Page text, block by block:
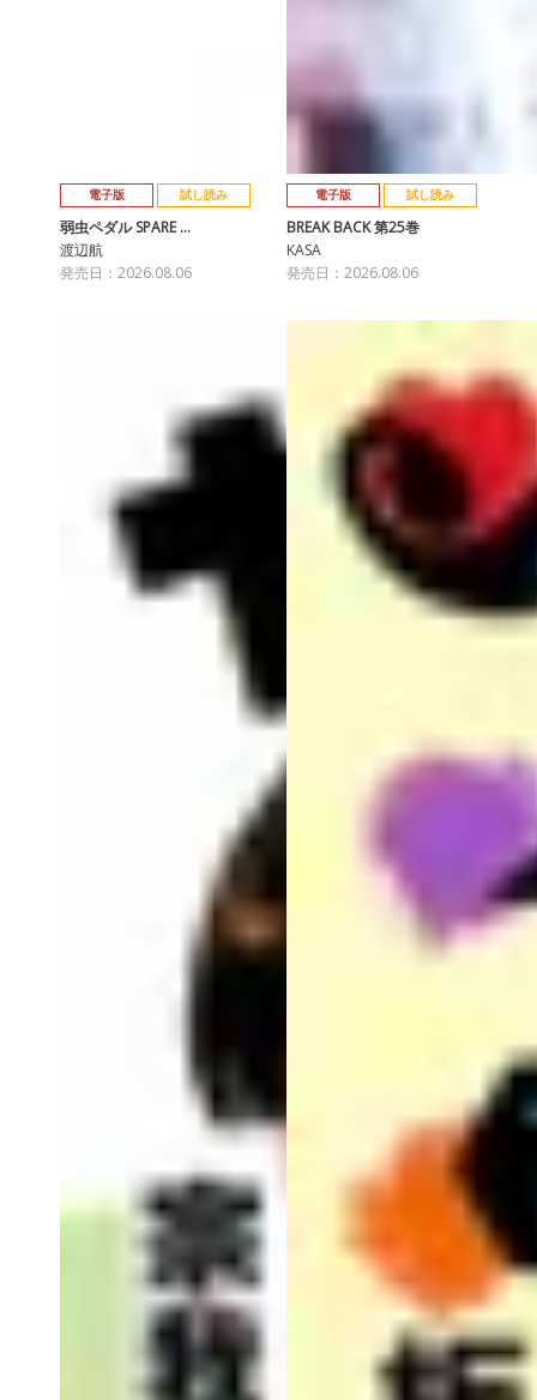
電子版 試し読み
弱虫ペダル SPARE …
渡辺航
発売日：2026.08.06
電子版 試し読み
BREAK BACK 第25巻
KASA
発売日：2026.08.06